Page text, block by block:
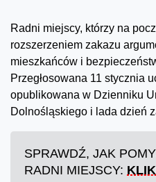
Radni miejscy, którzy na
rozszerzeniem zakazu
mieszkańców i
Przegłosowana 11 stycznia
opublikowana w Dzienniku
Dolnośląskiego i lada dzień
SPRAWDŹ, JAK
RADNI MIEJSCY: